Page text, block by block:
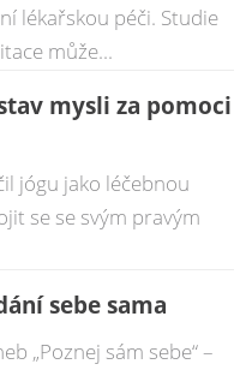
lékařskou péči. Studie
může...
mysli za pomoci
jógu jako léčebnou
se se svým pravým
sebe sama
„Poznej sám sebe“ –